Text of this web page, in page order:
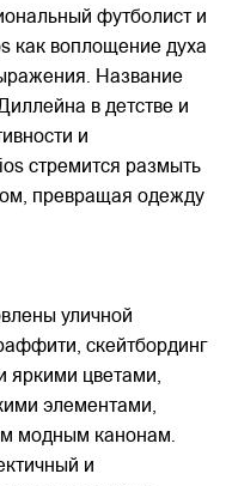
футболист и
как воплощение духа
Название
в детстве и
и
стремится размыть
превращая одежду
уличной
скейтбординг
яркими цветами,
элементами,
модным канонам.
и